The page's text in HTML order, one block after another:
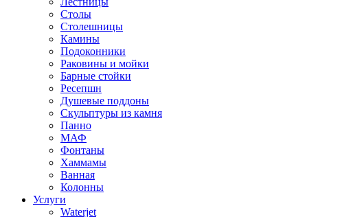
Столы
Столешницы
Камины
Подоконники
Раковины и мойки
Барные стойки
Ресепшн
Душевые поддоны
Скульптуры из камня
Панно
МАФ
Фонтаны
Хаммамы
Ванная
Колонны
Услуги
Waterjet